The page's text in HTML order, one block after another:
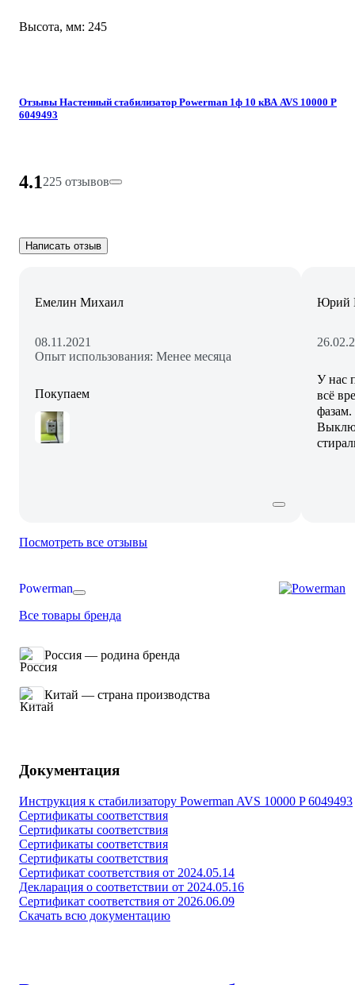
Высота, мм: 245
Отзывы Настенный стабилизатор Powerman 1ф 10 кВА AVS 10000 P
6049493
4.1225 отзывов
Написать отзыв
Емелин Михаил
08.11.2021
Опыт использования: Менее месяца
Покупаем
Юрий
У нас
всё
фазам.
Посмотреть все отзывы
Powerman
Все товары бренда
Россия — родина бренда
Китай — страна производства
Документация
Инструкция к стабилизатору Powerman AVS 10000 P 6049493
Сертификаты соответствия
Сертификаты соответствия
Сертификаты соответствия
Сертификаты соответствия
Сертификат соответствия от 2024.05.14
Декларация о соответствии от 2024.05.16
Сертификат соответствия от 2026.06.09
Скачать всю документацию